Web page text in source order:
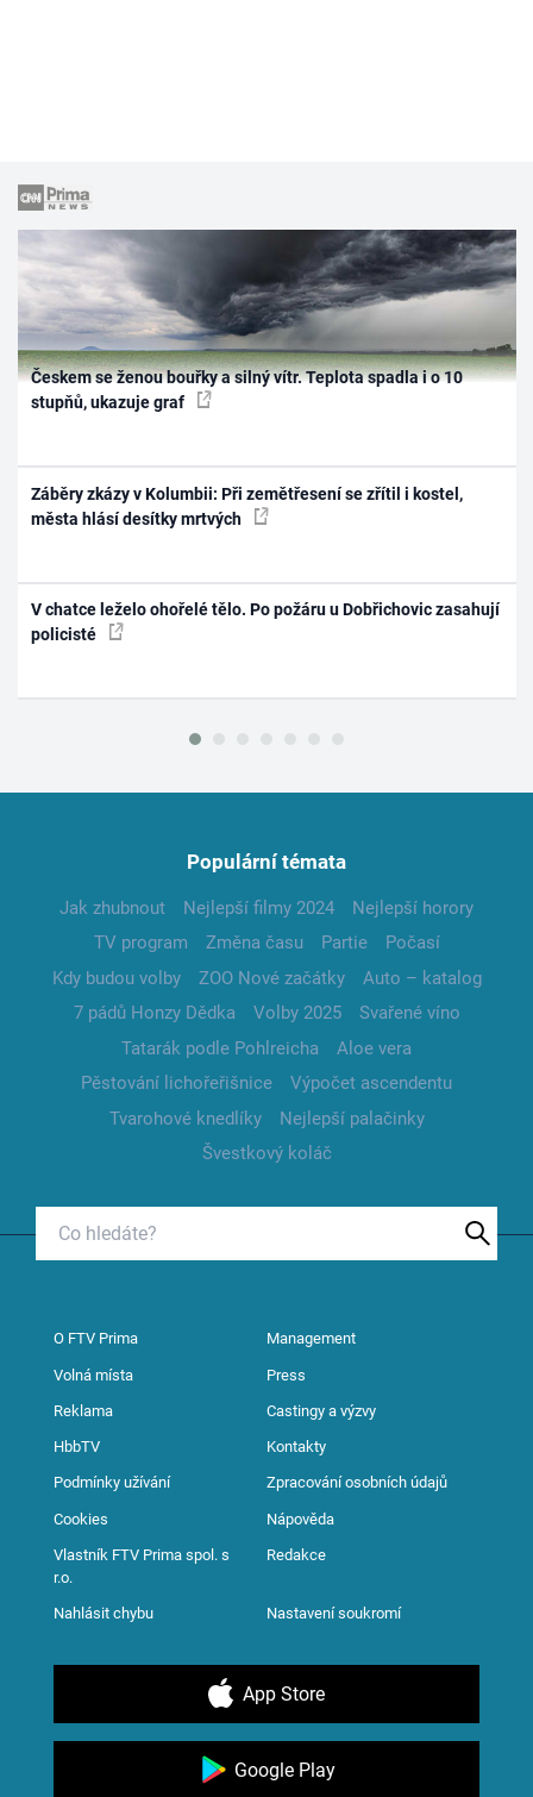
Českem se ženou bouřky a silný vítr. Teplota spadla i o 10
stupňů, ukazuje graf
Záběry zkázy v Kolumbii: Při zemětřesení se zřítil i kostel,
města hlásí desítky mrtvých
V chatce leželo ohořelé tělo. Po požáru u Dobřichovic zasahují
policisté
Populární témata
Jak zhubnout Nejlepší filmy 2024
Nejlepší horory
TV program
Změna času Partie
Počasí
Kdy budou volby
ZOO Nové začátky
Auto – katalog
7 pádů Honzy Dědka
Volby 2025
Svařené víno
Tatarák podle Pohlreicha
Aloe vera
Pěstování lichořeřišnice
Výpočet ascendentu
Tvarohové knedlíky
Nejlepší palačinky
Švestkový koláč
O FTV Prima Management
Volná místa Press
Reklama Castingy a výzvy
HbbTV Kontakty
Podmínky užívání Zpracování osobních údajů
Cookies Nápověda
Vlastník FTV Prima spol. s
r.o.
Redakce
Nahlásit chybu Nastavení soukromí
App Store
Google Play